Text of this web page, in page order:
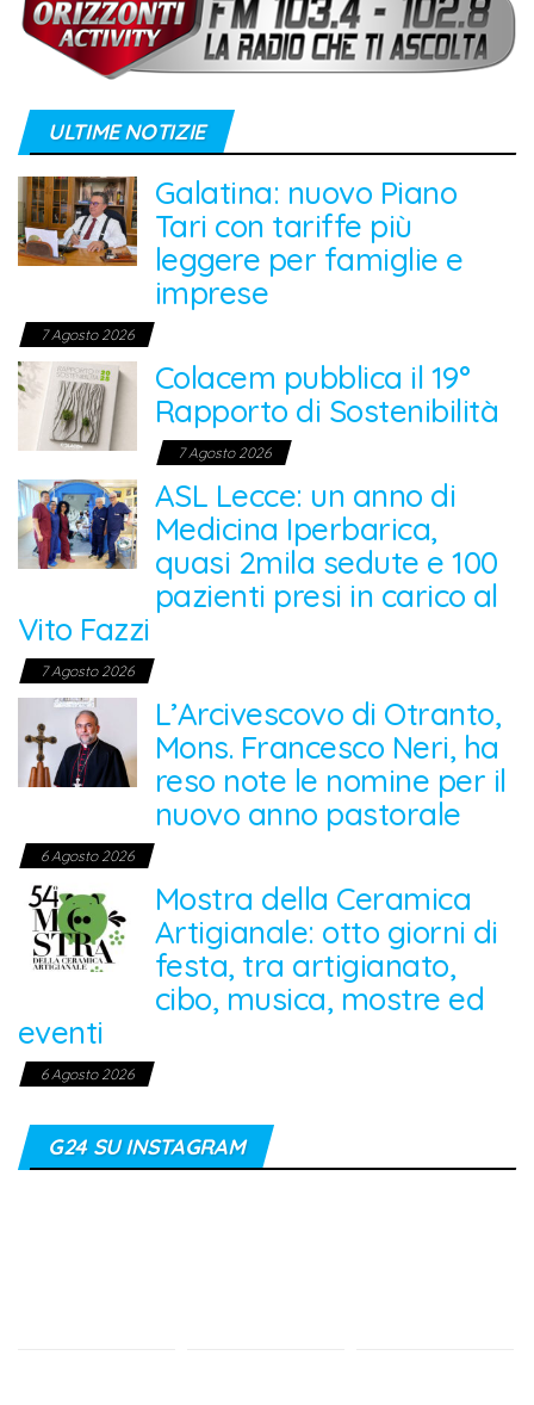
ULTIME NOTIZIE
Galatina: nuovo Piano
Tari con tariffe più
leggere per famiglie e
imprese
7 Agosto 2026
Colacem pubblica il 19°
Rapporto di Sostenibilità
7 Agosto 2026
ASL Lecce: un anno di
Medicina Iperbarica,
quasi 2mila sedute e 100
pazienti presi in carico al
Vito Fazzi
7 Agosto 2026
L’Arcivescovo di Otranto,
Mons. Francesco Neri, ha
reso note le nomine per il
nuovo anno pastorale
6 Agosto 2026
Mostra della Ceramica
Artigianale: otto giorni di
festa, tra artigianato,
cibo, musica, mostre ed
eventi
6 Agosto 2026
G24 SU INSTAGRAM